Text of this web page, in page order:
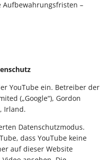
Aufbewahrungsfristen –
YouTube ein. Betreiber der
(„Google“), Gordon
Irland.
Datenschutzmodus.
dass YouTube keine
auf dieser Website